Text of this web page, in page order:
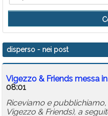
Eventi
Info Utili
Rubriche
Calendario
Annunci
disperso - nei post
Vigezzo & Friends messa
08:01
Riceviamo e pubblichiamo,
Vigezzo & Friends), a